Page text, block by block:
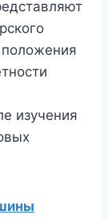
положения
изучения